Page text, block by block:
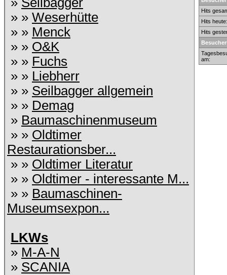
» » Weserhütte
» » Menck
» » O&K
» » Fuchs
» » Liebherr
» » Seilbagger allgemein
» » Demag
» Baumaschinenmuseum
» » Oldtimer
Restaurationsber...
» » Oldtimer Literatur
» » Oldtimer - interessante M...
» » Baumaschinen-
Museumsexpon...
LKWs
» M-A-N
» SCANIA
Hits
Hits heute:
Hits
am: